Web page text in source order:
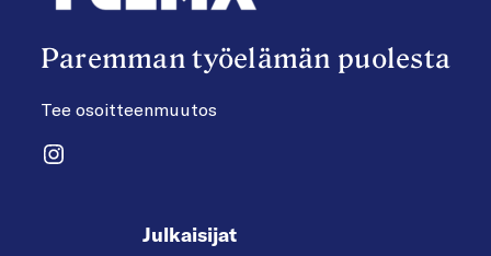
Paremman työelämän puolesta
Tee osoitteenmuutos
Instagram
Julkaisijat